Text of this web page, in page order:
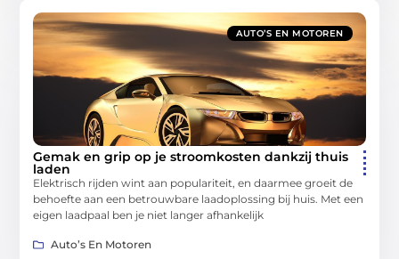
AUTO’S EN MOTOREN
Gemak en grip op je stroomkosten dankzij thuis
laden
Elektrisch rijden wint aan populariteit, en daarmee groeit de
behoefte aan een betrouwbare laadoplossing bij huis. Met een
eigen laadpaal ben je niet langer afhankelijk
Auto’s En Motoren